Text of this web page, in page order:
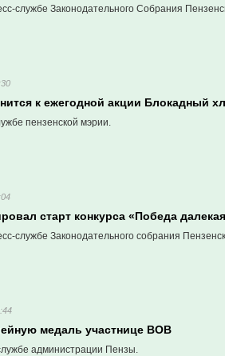
службе Законодательного Собрания
к ежегодной акции Блокадный
пензенской мэрии.
старт конкурса «Победа
службе Законодательного собрания
медаль участнице ВОВ
администрации Пензы.